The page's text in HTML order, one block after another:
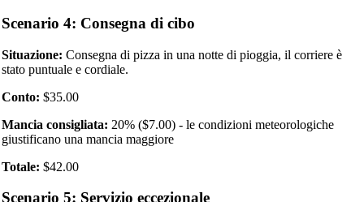
Scenario 4: Consegna di cibo
Situazione: Consegna di pizza in una notte di pioggia, il corriere è
stato puntuale e cordiale.
Conto: $35.00
Mancia consigliata: 20% ($7.00) - le condizioni meteorologiche
giustificano una mancia maggiore
Totale: $42.00
Scenario 5: Servizio eccezionale